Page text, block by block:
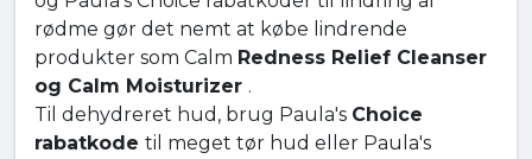
rødme gør det nemt at købe lindrende
produkter som Calm Redness Relief Cleanser
og Calm Moisturizer .
Til dehydreret hud, brug Paula's Choice
rabatkode til meget tør hud eller Paula's